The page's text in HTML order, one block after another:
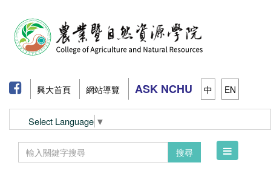
興大首頁 網站導覽 ASK NCHU 中 EN
Select Language ▼
搜尋
Toggle